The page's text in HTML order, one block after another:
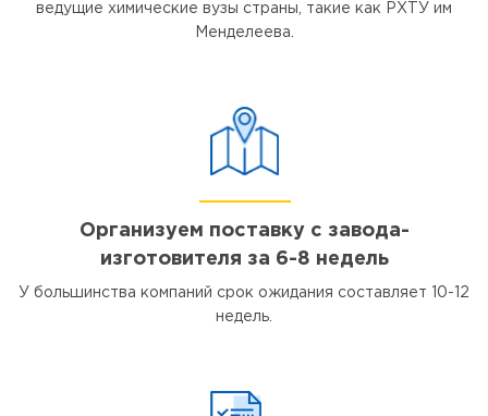
ведущие химические вузы страны, такие как РХТУ им
Менделеева.
Организуем поставку с завода-
изготовителя за 6-8 недель
У большинства компаний срок ожидания составляет 10-12
недель.